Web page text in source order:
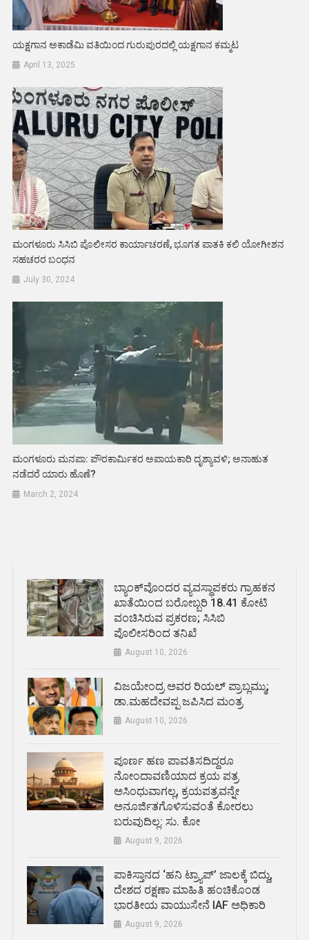
ಯಕ್ಷಗಾನ ಅಕಾಡೆಮಿ ವತಿಯಿಂದ ಗುರುಪುರದಲ್ಲಿ ಯಕ್ಷಗಾನ ಕಮ್ಮಟ
April 13, 2025
ಮಂಗಳೂರು ಸಿಸಿಬಿ ಪೊಲೀಸರ ಕಾರ್ಯಾಚರಣೆ, ಭೂಗತ ಪಾತಕಿ ಕಲಿ ಯೋಗೀಶನ
ಸಹಚರರ ಬಂಧನ
July 30, 2024
ಮಂಗಳೂರು ಮನಪಾ: ಪೌರಕಾರ್ಮಿಕರ ಅಪಾಯಕಾರಿ ದೃಶ್ಯಾವಳಿ; ಅನಾಹುತ
ನಡೆದರೆ ಯಾರು ಹೊಣೆ?
March 2, 2024
ಬ್ಯಾಂಕ್‌ವೊಂದರ ವ್ಯವಸ್ಥಾಪಕರು ಗ್ರಾಹಕನ
ಖಾತೆಯಿಂದ ಬರೋಬ್ಬರಿ 18.41 ಕೋಟಿ
ವಂಚಿಸಿರುವ ಪ್ರಕರಣ; ಸಿಸಿಬಿ
ಪೊಲೀಸರಿಂದ ತನಿಖೆ
August 10, 2026
ವಿಜಯೇಂದ್ರ ಅವರ ರಿಯಲ್ ಪ್ರಾಬ್ಲಮ್ಮು;
ಡಾ.ಮಹದೇವಪ್ಪ ಜಪಿಸಿದ ಮಂತ್ರ
August 10, 2026
ಪೂರ್ಣ ಹಣ ಪಾವತಿಸದಿದ್ದರೂ
ನೋಂದಾವಣಿಯಾದ ಕ್ರಯ ಪತ್ರ
ಅಸಿಂಧುವಾಗಲ್ಲ, ಕ್ರಯಪತ್ರವನ್ನೇ
ಅನೂರ್ಜಿತಗೊಳಿಸುವಂತೆ ಕೋರಲು
ಬರುವುದಿಲ್ಲ: ಸು. ಕೋ
August 9, 2026
ಪಾಕಿಸ್ತಾನದ ‘ಹನಿ ಟ್ರ್ಯಾಪ್’ ಜಾಲಕ್ಕೆ ಬಿದ್ದು,
ದೇಶದ ರಕ್ಷಣಾ ಮಾಹಿತಿ ಹಂಚಿಕೊಂಡ
ಭಾರತೀಯ ವಾಯುಸೇನೆ IAF ಅಧಿಕಾರಿ
August 9, 2026